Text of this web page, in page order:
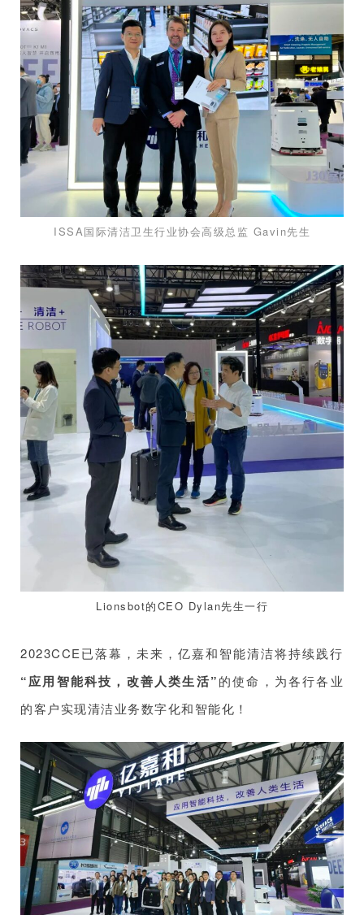
ISSA国际清洁卫生行业协会高级总监 Gavin先生
Lionsbot的CEO Dylan先生一行
2023CCE已落幕，未来，亿嘉和智能清洁将持续践行
“应用智能科技，改善人类生活”的使命，为各行各业
的客户实现清洁业务数字化和智能化！